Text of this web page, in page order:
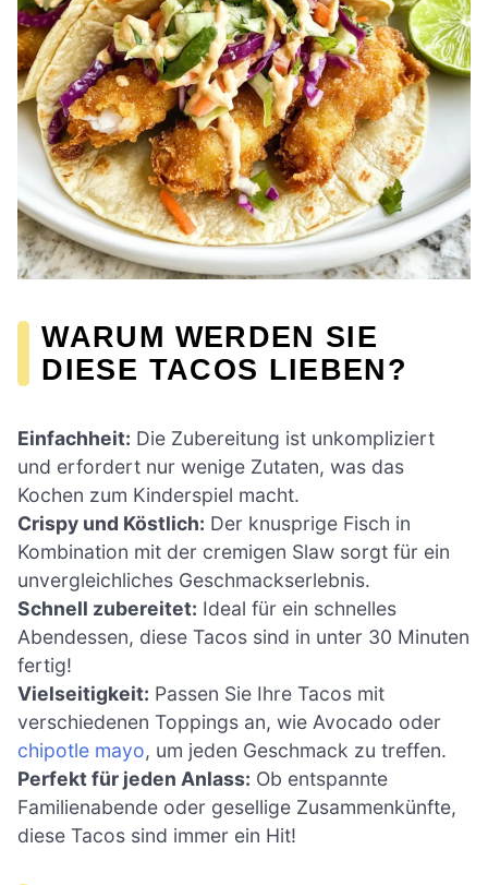
WARUM WERDEN SIE
DIESE TACOS LIEBEN?
Einfachheit: Die Zubereitung ist unkompliziert
und erfordert nur wenige Zutaten, was das
Kochen zum Kinderspiel macht.
Crispy und Köstlich: Der knusprige Fisch in
Kombination mit der cremigen Slaw sorgt für ein
unvergleichliches Geschmackserlebnis.
Schnell zubereitet: Ideal für ein schnelles
Abendessen, diese Tacos sind in unter 30 Minuten
fertig!
Vielseitigkeit: Passen Sie Ihre Tacos mit
verschiedenen Toppings an, wie Avocado oder
chipotle mayo, um jeden Geschmack zu treffen.
Perfekt für jeden Anlass: Ob entspannte
Familienabende oder gesellige Zusammenkünfte,
diese Tacos sind immer ein Hit!